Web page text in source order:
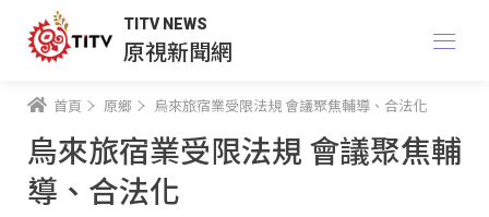
TITV NEWS
原視新聞網
首頁 原鄉 烏來旅宿業受限法規 會議聚焦輔導、合法化
烏來旅宿業受限法規 會議聚焦輔
導、合法化